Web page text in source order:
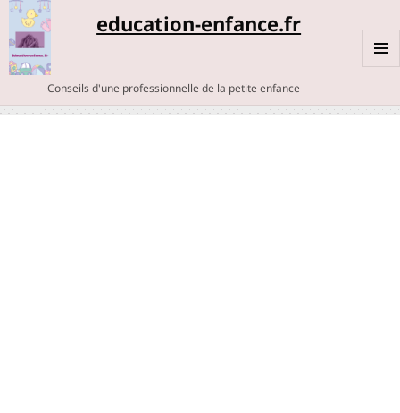
education-enfance.fr
Conseils d'une professionnelle de la petite enfance